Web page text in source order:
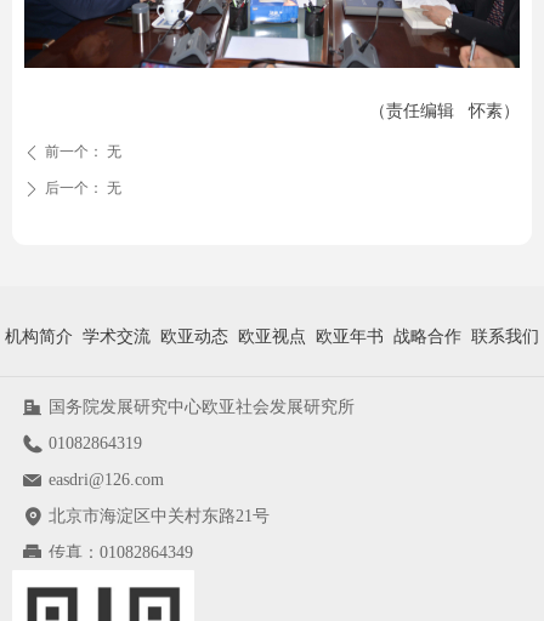
（责任编辑 怀素）
ꄴ 前一个： 无
ꄲ 后一个： 无
机构简介 学术交流 欧亚动态 欧亚视点 欧亚年书 战略合作 联系我们
国务院发展研究中心欧亚社会发展研究所
01082864319
easdri@126.com
北京市海淀区中关村东路21号
传真： 01082864349